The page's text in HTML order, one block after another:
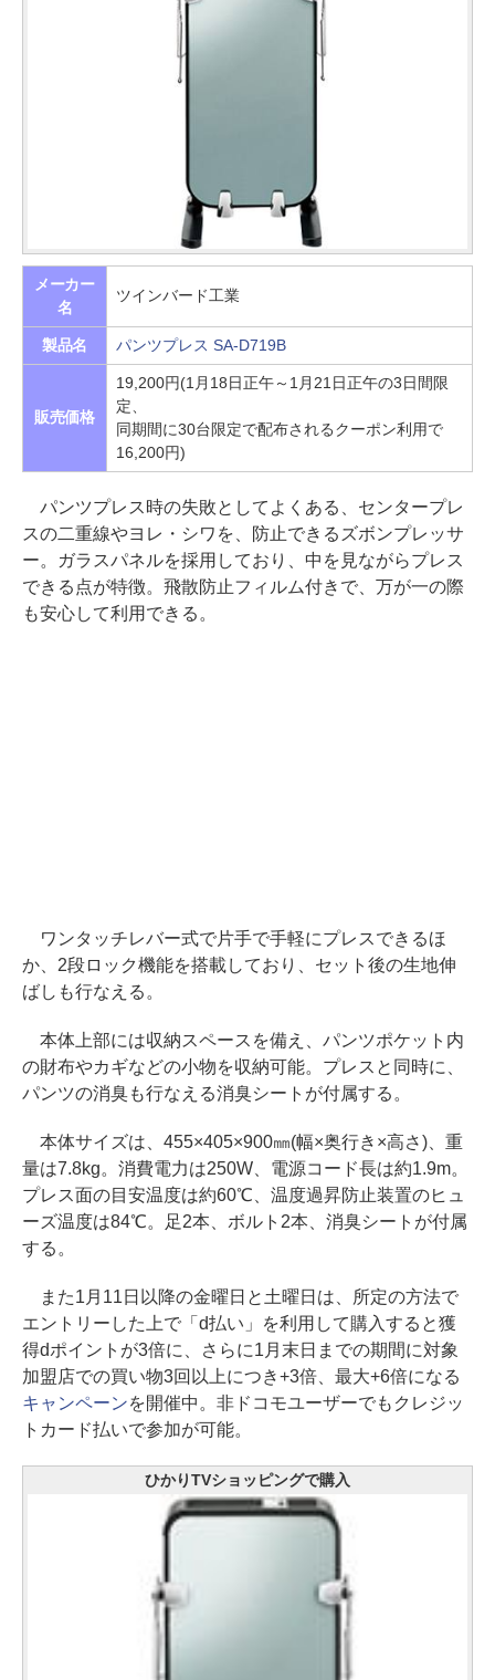
メーカー
名
ツインバード工業
製品名 パンツプレス SA-D719B
販売価格
19,200円(1月18日正午～1月21日正午の3日間限
定、
同期間に30台限定で配布されるクーポン利用で
16,200円)
パンツプレス時の失敗としてよくある、センタープレ
スの二重線やヨレ・シワを、防止できるズボンプレッサ
ー。ガラスパネルを採用しており、中を見ながらプレス
できる点が特徴。飛散防止フィルム付きで、万が一の際
も安心して利用できる。
ワンタッチレバー式で片手で手軽にプレスできるほ
か、2段ロック機能を搭載しており、セット後の生地伸
ばしも行なえる。
本体上部には収納スペースを備え、パンツポケット内
の財布やカギなどの小物を収納可能。プレスと同時に、
パンツの消臭も行なえる消臭シートが付属する。
本体サイズは、455×405×900㎜(幅×奥行き×高さ)、重
量は7.8kg。消費電力は250W、電源コード長は約1.9m。
プレス面の目安温度は約60℃、温度過昇防止装置のヒュ
ーズ温度は84℃。足2本、ボルト2本、消臭シートが付属
する。
また1月11日以降の金曜日と土曜日は、所定の方法で
エントリーした上で「d払い」を利用して購入すると獲
得dポイントが3倍に、さらに1月末日までの期間に対象
加盟店での買い物3回以上につき+3倍、最大+6倍になる
キャンペーンを開催中。非ドコモユーザーでもクレジッ
トカード払いで参加が可能。
ひかりTVショッピングで購入